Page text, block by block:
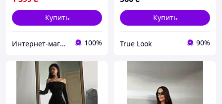
Купить
Интернет-магазин "OnLady" 100%
Купить
True Look 90%